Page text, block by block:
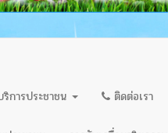
ริการประชาชน ติดต่อเรา